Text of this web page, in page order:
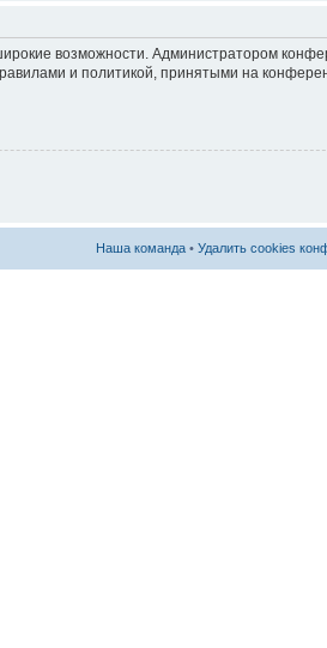
возможности. Администратором
и политикой, принятыми на
Наша команда • Удалить cookies